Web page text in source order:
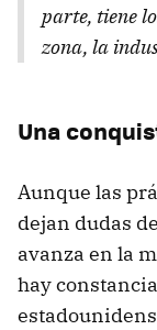
parte, tiene
zona, la
Una
Aunque las
dejan dudas
avanza en la
hay